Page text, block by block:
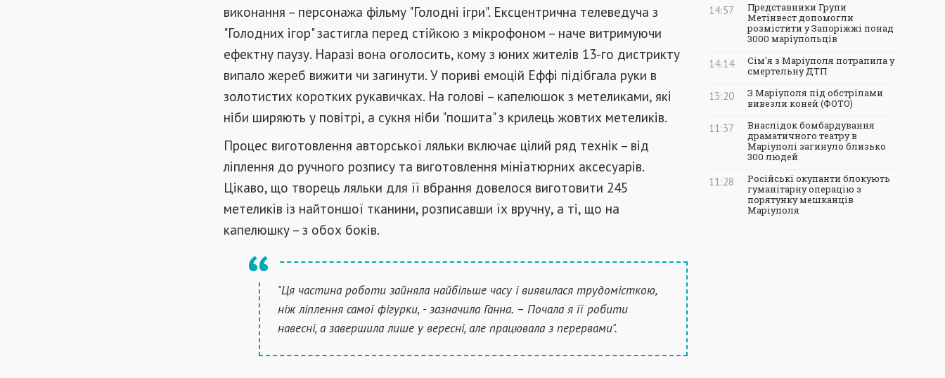
виконання – персонажа фільму "Голодні ігри". Ексцентрична телеведуча з
"Голодних ігор" застигла перед стійкою з мікрофоном – наче витримуючи
ефектну паузу. Наразі вона оголосить, кому з юних жителів 13-го дистрикту
випало жереб вижити чи загинути. У пориві емоцій Еффі підібгала руки в
золотистих коротких рукавичках. На голові – капелюшок з метеликами, які
ніби ширяють у повітрі, а сукня ніби "пошита" з крилець жовтих метеликів.
Процес виготовлення авторської ляльки включає цілий ряд технік – від
ліплення до ручного розпису та виготовлення мініатюрних аксесуарів.
Цікаво, що творець ляльки для її вбрання довелося виготовити 245
метеликів із найтоншої тканини, розписавши їх вручну, а ті, що на
капелюшку – з обох боків.
"Ця частина роботи зайняла найбільше часу і виявилася трудомісткою,
ніж ліплення самої фігурки, - зазначила Ганна. – Почала я її робити
навесні, а завершила лише у вересні, але працювала з перервами".
14:57
Представники Групи
Метінвест допомогли
розмістити у Запоріжжі понад
3000 маріупольців
14:14
Сім'я з Маріуполя потрапила у
смертельну ДТП
13:20
З Маріуполя під обстрілами
вивезли коней (ФОТО)
11:37
Внаслідок бомбардування
драматичного театру в
Маріуполі загинуло близько
300 людей
11:28
Російські окупанти блокують
гуманітарну операцію з
порятунку мешканців
Маріуполя